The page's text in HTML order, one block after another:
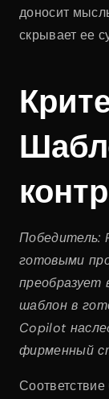
доносит
скрывает ее
Победитель:
готовыми
шаблон в
Copilot
фирменный